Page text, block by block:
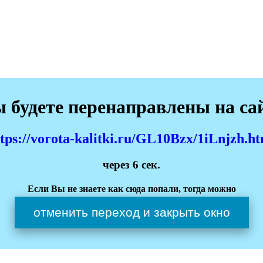
перенаправлены на
vorota-kalitki.ru/GL10Bzx/
через 6 сек.
Если Вы не знаете как сюда попали, тогда можно
отменить переход и закрыть окно